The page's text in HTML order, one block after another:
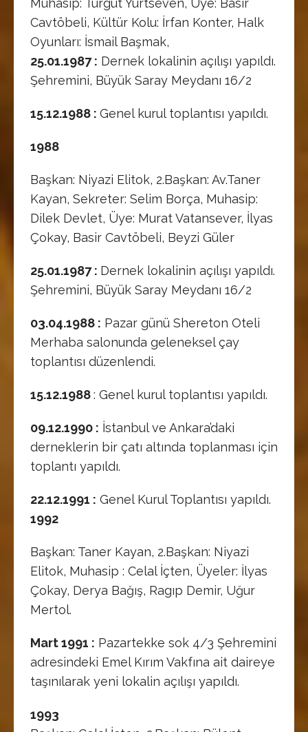
Muhasip: Turgut Yurtseven, Üye: Basir
Cavtöbeli, Kültür Kolu: İrfan Konter, Halk
Oyunları: İsmail Başmak,
25.01.1987 : Dernek lokalinin açılışı yapıldı.
Şehremini, Büyük Saray Meydanı 16/2
15.12.1988 : Genel kurul toplantısı yapıldı.
1988
Başkan: Niyazi Elitok, 2.Başkan: Av.Taner
Kayan, Sekreter: Selim Borça, Muhasip:
Dilek Devlet, Üye: Murat Vatansever, İlyas
Çokay, Basir Cavtöbeli, Beyzi Güler
25.01.1987 : Dernek lokalinin açılışı yapıldı.
Şehremini, Büyük Saray Meydanı 16/2
03.04.1988 : Pazar günü Shereton Oteli
Merhaba salonunda geleneksel çay
toplantısı düzenlendi.
15.12.1988: Genel kurul toplantısı yapıldı.
09.12.1990 : İstanbul ve Ankara’daki
derneklerin bir çatı altında toplanması için
toplantı yapıldı.
22.12.1991 : Genel Kurul Toplantısı yapıldı.
1992
Başkan: Taner Kayan, 2.Başkan: Niyazi
Elitok, Muhasip : Celal İçten, Üyeler: İlyas
Çokay, Derya Bağış, Ragıp Demir, Uğur
Mertol.
Mart 1991 : Pazartekke sok 4/3 Şehremini
adresindeki Emel Kırım Vakfına ait daireye
taşınılarak yeni lokalin açılışı yapıldı.
1993